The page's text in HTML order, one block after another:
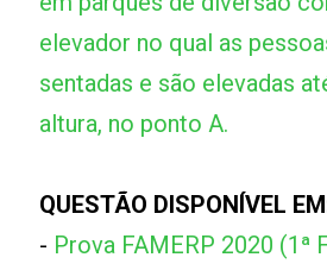
elevador no qual as
sentadas e são elevadas
altura, no ponto A.
QUESTÃO DISPONÍVEL
- Prova FAMERP 2020 (1ª